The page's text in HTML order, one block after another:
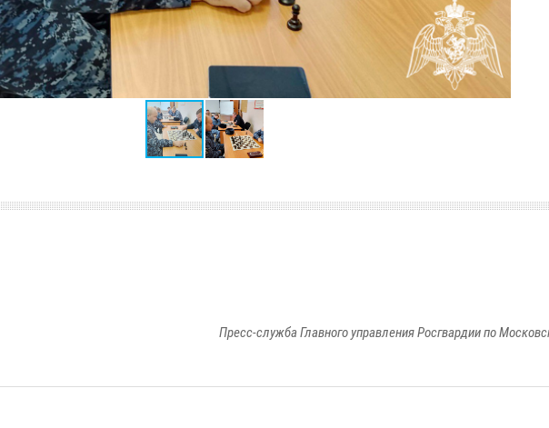
Пресс-служба Главного управления Росгвардии по